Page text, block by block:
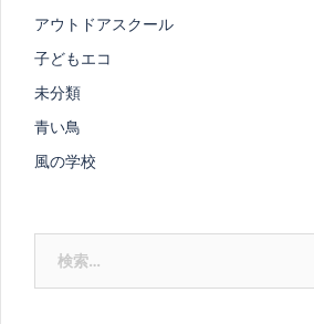
アウトドアスクール
子どもエコ
未分類
青い鳥
風の学校